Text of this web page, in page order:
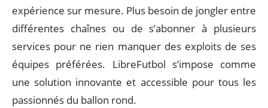
expérience sur mesure. Plus besoin de jongler entre
différentes chaînes ou de s’abonner à plusieurs
services pour ne rien manquer des exploits de ses
équipes préférées. LibreFutbol s’impose comme
une solution innovante et accessible pour tous les
passionnés du ballon rond.